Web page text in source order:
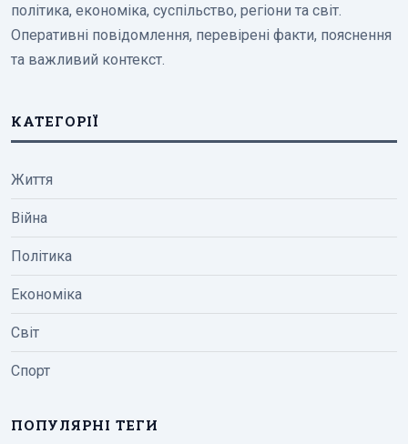
політика, економіка, суспільство, регіони та світ.
Оперативні повідомлення, перевірені факти, пояснення
та важливий контекст.
КАТЕГОРІЇ
Життя
Війна
Політика
Економіка
Світ
Спорт
ПОПУЛЯРНІ ТЕГИ